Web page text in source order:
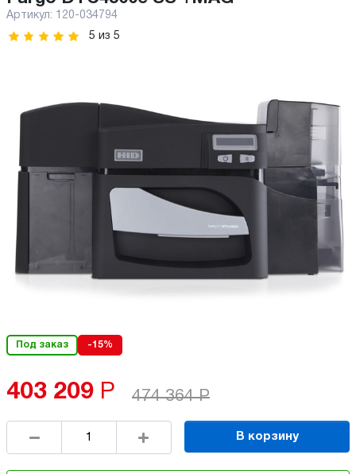
Артикул: 120-034794
5 из 5
Под заказ -15%
403 209 Р 474 364 Р
В корзину